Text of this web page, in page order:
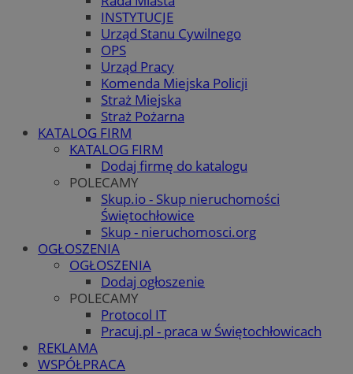
INSTYTUCJE
Urząd Stanu Cywilnego
OPS
Urząd Pracy
Komenda Miejska Policji
Straż Miejska
Straż Pożarna
KATALOG FIRM
KATALOG FIRM
Dodaj firmę do katalogu
POLECAMY
Skup.io - Skup nieruchomości
Świętochłowice
Skup - nieruchomosci.org
OGŁOSZENIA
OGŁOSZENIA
Dodaj ogłoszenie
POLECAMY
Protocol IT
Pracuj.pl - praca w Świętochłowicach
REKLAMA
WSPÓŁPRACA